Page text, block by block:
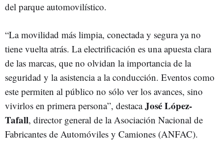
del parque automovilístico.
“La movilidad más limpia, conectada y segura ya no
tiene vuelta atrás. La electrificación es una apuesta clara
de las marcas, que no olvidan la importancia de la
seguridad y la asistencia a la conducción. Eventos como
este permiten al público no sólo ver los avances, sino
vivirlos en primera persona”, destacaJosé López-
Tafall, director general de la Asociación Nacional de
Fabricantes de Automóviles y Camiones (ANFAC).